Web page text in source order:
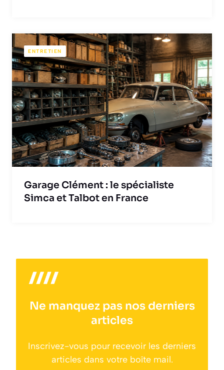
ENTRETIEN
Garage Clément : le spécialiste
Simca et Talbot en France
Ne manquez pas nos derniers
articles
Inscrivez-vous pour recevoir les derniers
articles dans votre boîte mail.